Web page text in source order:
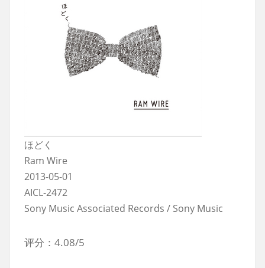
ほどく
Ram Wire
2013-05-01
AICL-2472
Sony Music Associated Records / Sony Music
评分：4.08/5